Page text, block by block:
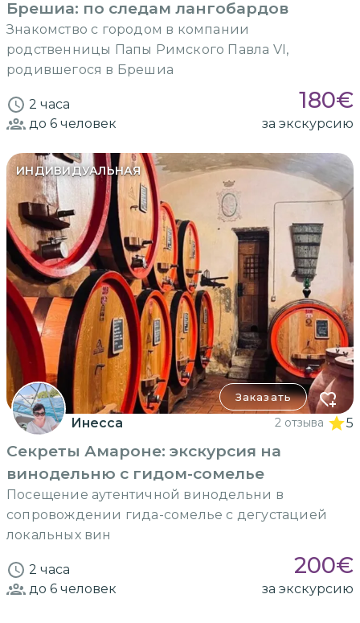
Брешиа: по следам лангобардов
Знакомство с городом в компании
родственницы Папы Римского Павла VI,
родившегося в Брешиа
2 часа 180€
до 6 человек за экскурсию
ИНДИВИДУАЛЬНАЯ
Заказать
Инесса 2 отзыва 5
Секреты Амароне: экскурсия на
винодельню с гидом-сомелье
Посещение аутентичной винодельни в
сопровождении гида-сомелье с дегустацией
локальных вин
2 часа 200€
до 6 человек за экскурсию